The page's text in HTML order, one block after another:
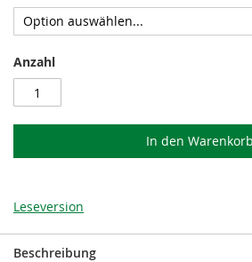
Anzahl
In den Warenkorb
Leseversion
Beschreibung